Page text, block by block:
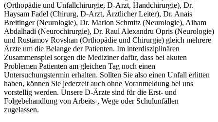
(Orthopädie und Unfallchirurgie, D-Arzt, Handchirurgie), Dr.
Haysam Fadel (Chirurg, D-Arzt, Ärztlicher Leiter), Dr. Anais
Breitinger (Neurologie), Dr. Marion Schmitz (Neurologie), Aiham
Abdalhadi (Neurochirurgie), Dr. Raul Alexandru Opris (Neurologie)
und Rustamov Rovshan (Orthopädie und Chirurgie) gleich mehrere
Ärzte um die Belange der Patienten. Im interdisziplinären
Zusammenspiel sorgen die Mediziner dafür, dass bei akuten
Problemen Patienten am gleichen Tag noch einen
Untersuchungstermin erhalten. Sollten Sie also einen Unfall erlitten
haben, können Sie jederzeit auch ohne Voranmeldung bei uns
vorstellig werden. Unsere D-Ärzte sind für die Erst- und
Folgebehandlung von Arbeits-, Wege oder Schulunfällen
zugelassen.